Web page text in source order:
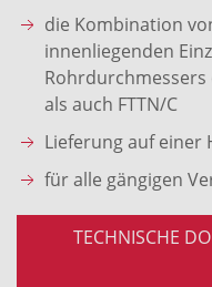
die Kombination
innenliegenden
Rohrdurchmessers
als auch FTTN/C
Lieferung auf einer
für alle gängigen
TECHNISCHE